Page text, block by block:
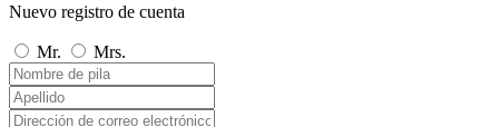
Nuevo registro de cuenta
Mr. Mrs.